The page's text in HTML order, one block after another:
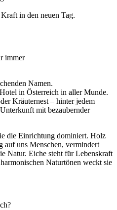
in den neuen Tag.
immer
Namen.
in Österreich in aller Munde.
Kräuternest – hinter jedem
mit bezaubernder
die Einrichtung dominiert. Holz
auf uns Menschen, vermindert
Natur. Eiche steht für Lebenskraft
Naturtönen weckt sie